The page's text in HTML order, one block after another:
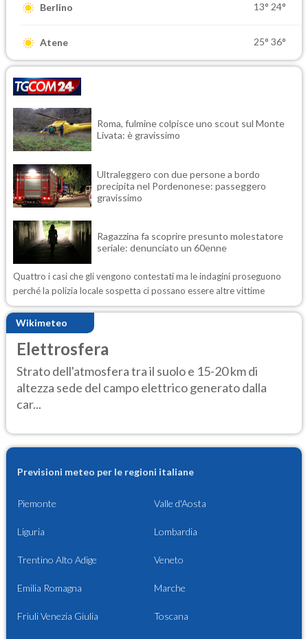
Berlino 13° 24°
Atene 25° 36°
Roma, fulmine colpisce uno scout sul Monte
Livata: è gravissimo
Ultraleggero con due persone a bordo
precipita nel Pordenonese: passeggero
gravissimo
Ragazzina fa scoprire presunto molestatore
seriale: denunciato un 60enne
Quattro i casi che gli vengono contestati ma le indagini proseguono
perché la polizia locale sospetta ci possano essere altre vittime
Wikimeteo
Elettrosfera
Strato dell'atmosfera tra il suolo e 15-20 km di
altezza sede del campo elettrico generato dalla
car...
Previsioni meteo per le regioni italiane
Piemonte Valle d'Aosta
Liguria Lombardia
Trentino Alto Adige Veneto
Emilia Romagna Marche
Friuli Venezia Giulia Toscana